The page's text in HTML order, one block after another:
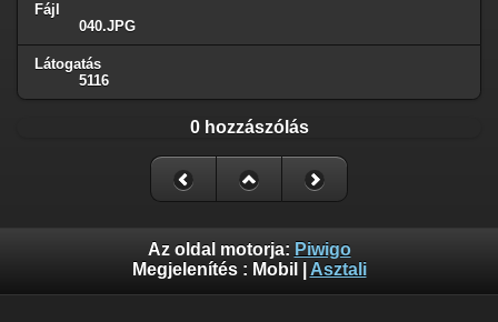
Fájl
040.JPG
Látogatás
5116
0 hozzászólás
Az oldal motorja: Piwigo
Megjelenítés : Mobil Asztali